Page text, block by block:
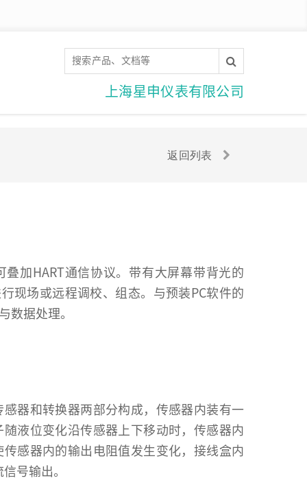
上海星申仪表有限公司
返回列表
加HART通信协议。带有大屏幕带背光的
现场或远程调校、组态。与预装PC软件的
数据处理。
器和转换器两部分构成，传感器内装有一
液位变化沿传感器上下移动时，传感器内
感器内的输出电阻值发生变化，接线盒内
号输出。